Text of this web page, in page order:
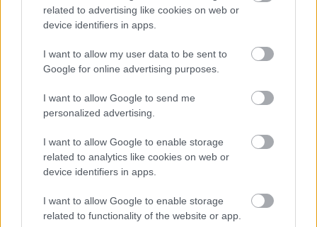
related to advertising like cookies on web or
device identifiers in apps.
I want to allow my user data to be sent to
Google for online advertising purposes.
I want to allow Google to send me
personalized advertising.
I want to allow Google to enable storage
related to analytics like cookies on web or
device identifiers in apps.
I want to allow Google to enable storage
related to functionality of the website or app.
Najnovšie príspevky